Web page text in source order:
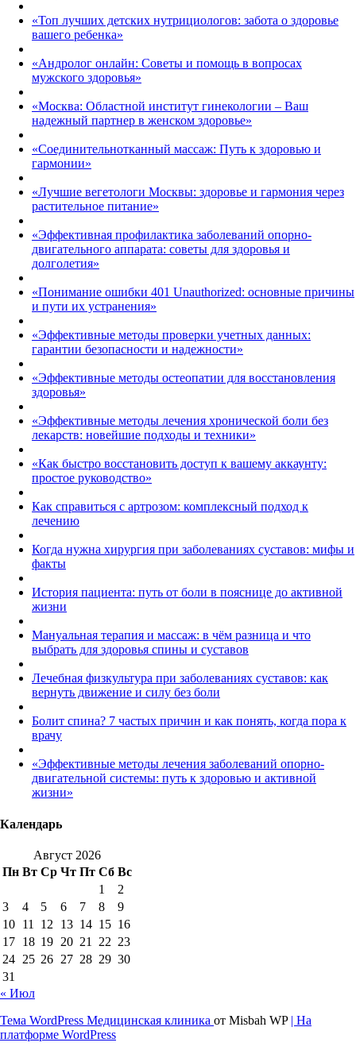
«Топ лучших детских нутрициологов: забота о здоровье
вашего ребенка»
«Андролог онлайн: Советы и помощь в вопросах
мужского здоровья»
«Москва: Областной институт гинекологии – Ваш
надежный партнер в женском здоровье»
«Соединительнотканный массаж: Путь к здоровью и
гармонии»
«Лучшие вегетологи Москвы: здоровье и гармония через
растительное питание»
«Эффективная профилактика заболеваний опорно-
двигательного аппарата: советы для здоровья и
долголетия»
«Понимание ошибки 401 Unauthorized: основные причины
и пути их устранения»
«Эффективные методы проверки учетных данных:
гарантии безопасности и надежности»
«Эффективные методы остеопатии для восстановления
здоровья»
«Эффективные методы лечения хронической боли без
лекарств: новейшие подходы и техники»
«Как быстро восстановить доступ к вашему аккаунту:
простое руководство»
Как справиться с артрозом: комплексный подход к
лечению
Когда нужна хирургия при заболеваниях суставов: мифы и
факты
История пациента: путь от боли в пояснице до активной
жизни
Мануальная терапия и массаж: в чём разница и что
выбрать для здоровья спины и суставов
Лечебная физкультура при заболеваниях суставов: как
вернуть движение и силу без боли
Болит спина? 7 частых причин и как понять, когда пора к
врачу
«Эффективные методы лечения заболеваний опорно-
двигательной системы: путь к здоровью и активной
жизни»
Календарь
Август 2026
Пн Вт Ср Чт Пт Сб Вс
1
2
3
4 5 6 7 8
9
10 11 12 13 14 15 16
17 18 19 20 21 22 23
24 25 26 27 28 29 30
31
« Июл
Тема WordPress Медицинская клиника от Misbah WP | На
платформе WordPress